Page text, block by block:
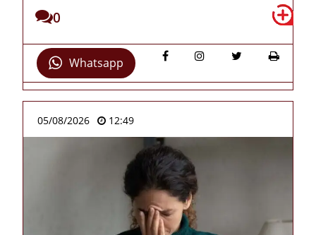
0
Whatsapp
05/08/2026 12:49